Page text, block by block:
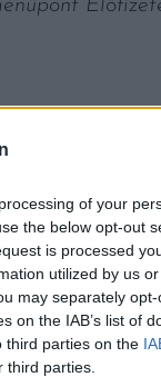
of your
the below opt-out
is processed
utilized by us
may separately
on the IAB’s list of
third parties on the
parties.